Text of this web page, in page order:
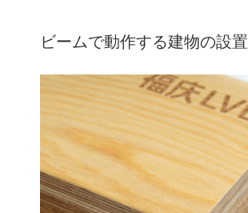
ビームで動作する建物の設置